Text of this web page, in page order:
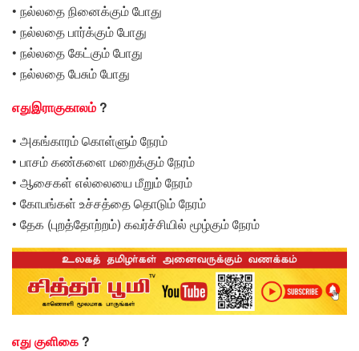
• நல்லதை நினைக்கும் போது
• நல்லதை பார்க்கும் போது
• நல்லதை கேட்கும் போது
• நல்லதை பேசும் போது
எதுஇராகுகாலம் ?
• அகங்காரம் கொள்ளும் நேரம்
• பாசம் கண்களை மறைக்கும் நேரம்
• ஆசைகள் எல்லையை மீறும் நேரம்
• கோபங்கள் உச்சத்தை தொடும் நேரம்
• தேக (புறத்தோற்றம்) கவர்ச்சியில் மூழ்கும் நேரம்
எது குளிகை ?